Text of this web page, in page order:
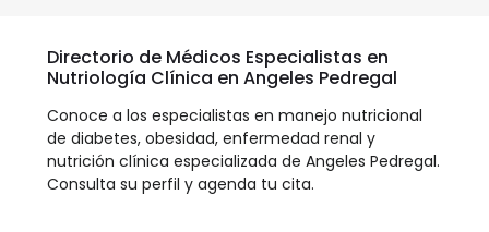
Directorio de Médicos Especialistas en
Nutriología Clínica en Angeles Pedregal
Conoce a los especialistas en manejo nutricional
de diabetes, obesidad, enfermedad renal y
nutrición clínica especializada de Angeles Pedregal.
Consulta su perfil y agenda tu cita.